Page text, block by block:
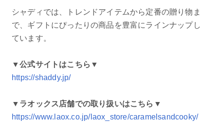
シャディでは、トレンドアイテムから定番の贈り物ま
で、ギフトにぴったりの商品を豊富にラインナップし
ています。
▼公式サイトはこちら▼
https://shaddy.jp/
▼ラオックス店舗での取り扱いはこちら▼
https://www.laox.co.jp/laox_store/caramelsandcooky/